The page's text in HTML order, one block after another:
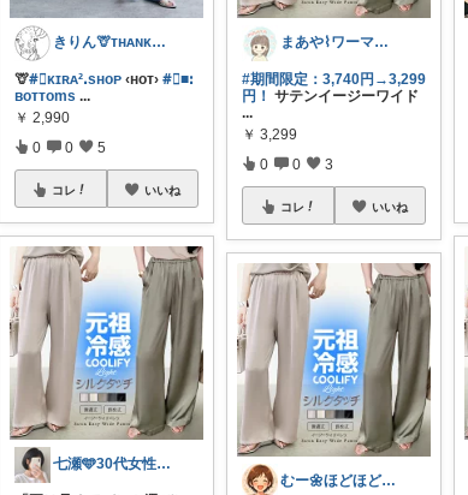
きりん🦒ᴛʜᴀɴᴋs ᴀʟᴡᴀʏs.
🦒#⃞ᴋɪʀᴀ²ꓸsʜoᴘ ‹ʜᴏᴛ›#⃞■ꓽ
ʙoᴛᴛoms ...
￥ 2,990
0 0 5
コレ いいね
七瀬🩵30代女性ファッション&美容🩵
まあや⌇ワーママの暮らしとインテリア𓍯
#期間限定：3,740円→3,299
円！ サテンイージーワイド
...
￥ 3,299
0 0 3
コレ いいね
むー🌼ほどほど生活🌼